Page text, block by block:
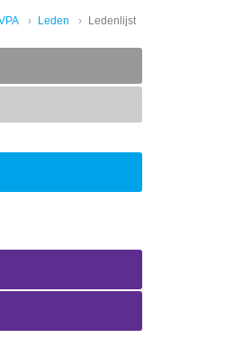
Leden Ledenlijst